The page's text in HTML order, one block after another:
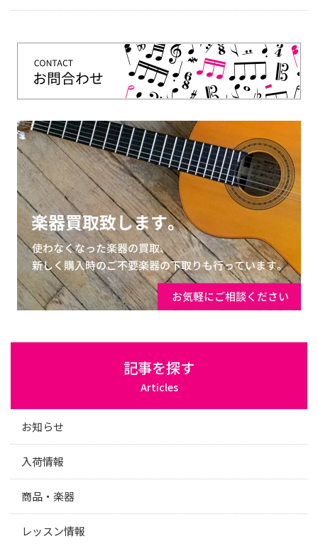
記事を探す
Articles
お知らせ
入荷情報
商品・楽器
レッスン情報